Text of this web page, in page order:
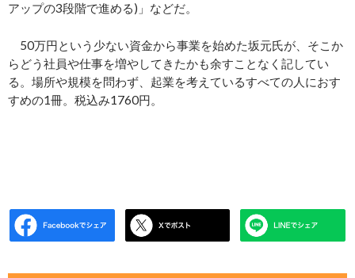
アップの3段階で進める)」などだ。
50万円という少ない資金から事業を始めた坂元氏が、そこか
らどう社員や仕事を増やしてきたかも余すことなく記してい
る。場所や規模を問わず、起業を考えているすべての人におす
すめの1冊。税込み1760円。